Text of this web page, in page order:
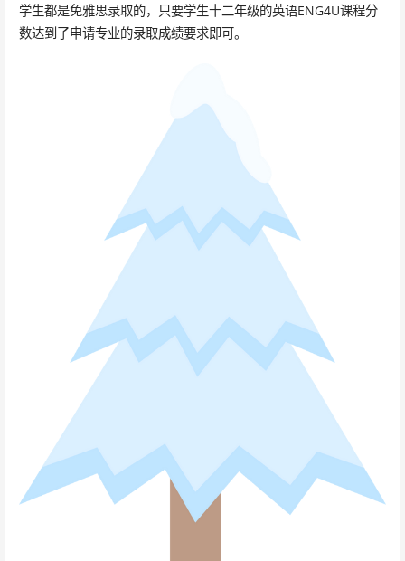
学生都是免雅思录取的，只要学生十二年级的英语ENG4U课程分
数达到了申请专业的录取成绩要求即可。